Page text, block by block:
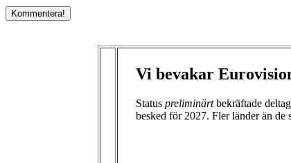
Vi bevakar
Status preliminärtbekräftade
besked för 2027. Fler länder än de